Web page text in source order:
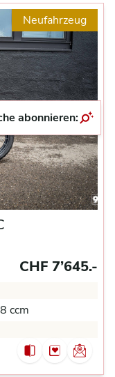
Neufahrzeug
CHF 7’645.-
ccm
abonnieren: